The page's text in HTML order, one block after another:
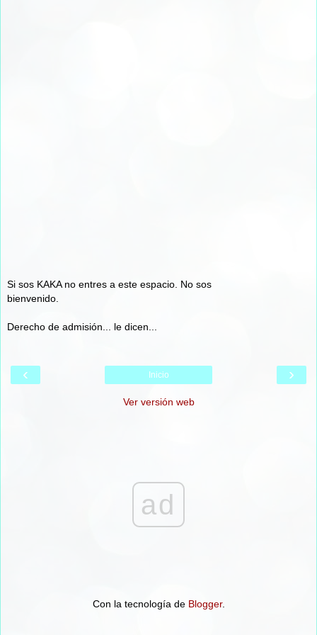
Si sos KAKA no entres a este espacio. No sos
bienvenido.
Derecho de admisión... le dicen...
‹ ›
Inicio
Ver versión web
ad
Con la tecnología de Blogger.